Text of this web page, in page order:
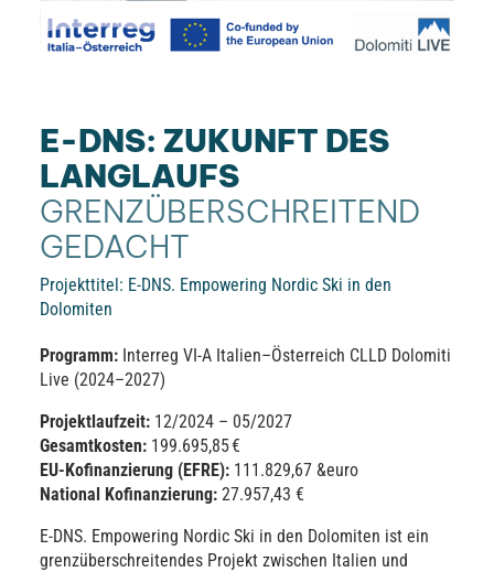
E-DNS: ZUKUNFT DES
LANGLAUFS
GRENZÜBERSCHREITEND
GEDACHT
Projekttitel: E-DNS. Empowering Nordic Ski in den
Dolomiten
Programm: Interreg VI-A Italien–Österreich CLLD Dolomiti
Live (2024–2027)
Projektlaufzeit: 12/2024 – 05/2027
Gesamtkosten: 199.695,85 €
EU-Kofinanzierung (EFRE): 111.829,67 &euro
National Kofinanzierung: 27.957,43 €
E-DNS. Empowering Nordic Ski in den Dolomiten ist ein
grenzüberschreitendes Projekt zwischen Italien und